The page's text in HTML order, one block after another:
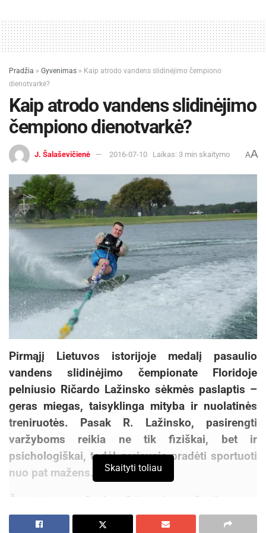
Pradžia » Gyvenimas » Kaip atrodo vandens slidinėjimo čempiono
dienotvarkė?
Kaip atrodo vandens slidinėjimo
čempiono dienotvarkė?
J. Šalaševičienė 2016-07-10 Laikas: 3 min skaitymo AA
Pirmąjį Lietuvos istorijoje medalį pasaulio
vandens slidinėjimo čempionate Floridoje
pelniusio Ričardo Lažinsko sėkmės paslaptis –
geras miegas, taisyklinga mityba ir nuolatinės
treniruotės.
Pasak R. Lažinsko, pasirengti
varžyboms reikia ne tik fiziškai, bet ir
psichologiškai, todėl geriausia pradėti sportuoti
nuo pat mažens.
Čempionato finale 3-ią vietą šuolių nuo
tramplyno rungtyje R. Lažinskas iškovojo
Skaityti toliau